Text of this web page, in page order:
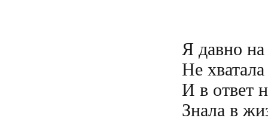
Я давно
Не
И в ответ
Знала в